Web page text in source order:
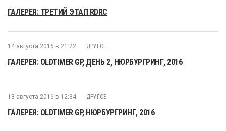
ГАЛЕРЕЯ: ТРЕТИЙ ЭТАП RDRC
14 августа 2016 в 21:22 ДРУГОЕ
ГАЛЕРЕЯ: OLDTIMER GP, ДЕНЬ 2, НЮРБУРГРИНГ, 2016
13 августа 2016 в 12:34 ДРУГОЕ
ГАЛЕРЕЯ: OLDTIMER GP, НЮРБУРГРИНГ, 2016